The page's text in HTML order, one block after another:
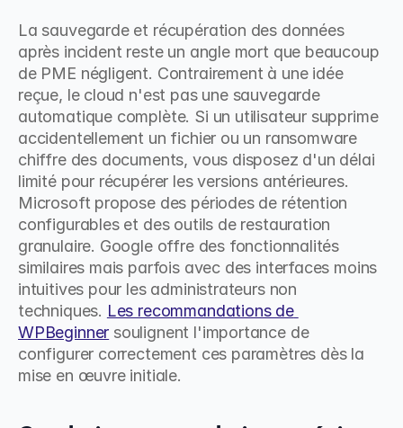
La sauvegarde et récupération des données
après incident reste un angle mort que beaucoup
de PME négligent. Contrairement à une idée
reçue, le cloud n'est pas une sauvegarde
automatique complète. Si un utilisateur supprime
accidentellement un fichier ou un ransomware
chiffre des documents, vous disposez d'un délai
limité pour récupérer les versions antérieures.
Microsoft propose des périodes de rétention
configurables et des outils de restauration
granulaire. Google offre des fonctionnalités
similaires mais parfois avec des interfaces moins
intuitives pour les administrateurs non
techniques. Les recommandations de
WPBeginner soulignent l'importance de
configurer correctement ces paramètres dès la
mise en œuvre initiale.